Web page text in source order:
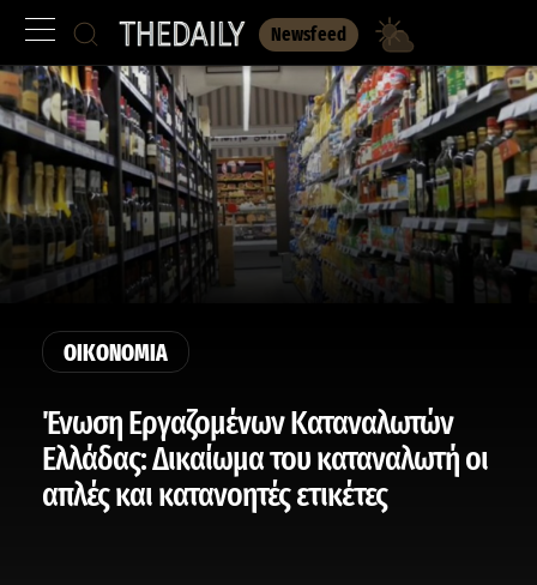
Newsfeed
ΟΙΚΟΝΟΜΙΑ
Ένωση Εργαζομένων Καταναλωτών
Ελλάδας: Δικαίωμα του καταναλωτή οι
απλές και κατανοητές ετικέτες